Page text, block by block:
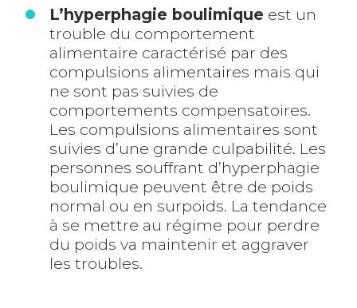
L’hyperphagie boulimique est un
trouble du comportement
alimentaire caractérisé par des
compulsions alimentaires mais qui
ne sont pas suivies de
comportements compensatoires.
Les compulsions alimentaires sont
suivies d’une grande culpabilité. Les
personnes souffrant d’hyperphagie
boulimique peuvent être de poids
normal ou en surpoids. La tendance
à se mettre au régime pour perdre
du poids va maintenir et aggraver
les troubles.